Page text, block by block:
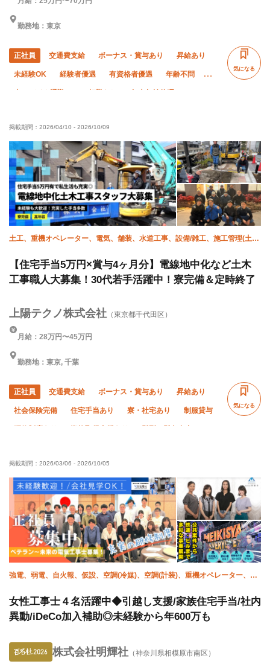
勤務地：東京
正社員 交通費支給 ボーナス・賞与あり 昇給あり
未経験OK 経験者優遇 有資格者優遇 年齢不問
車・バイク通勤OK 転勤なし 年末年始休暇
気になる
掲載期間： 2026/04/10 - 2026/10/09
土工、重機オペレーター、電気、舗装、水道工事、設備/雑工、施工管理(土
【住宅手当5万円×賞与4ヶ月分】電線地中化など土木
工事職人大募集！30代若手活躍中！寮完備＆定時終了
上陽テクノ株式会社 （東京都千代田区）
月給：28万円〜45万円
勤務地：東京, 千葉
正社員 交通費支給 ボーナス・賞与あり 昇給あり
社会保険完備 住宅手当あり 寮・社宅あり 制服貸与
50代以上活躍中 60代以上活躍中
残業月10時間以下 夜勤あり 夏季休暇 年末年始休暇
車・バイク通勤OK 転勤なし
気になる
掲載期間： 2026/03/06 - 2026/10/05
強電、弱電、自火報、仮設、空調(冷媒)、空調(計装)、重機オペレーター、電
女性工事士４名活躍中◆引越し支援/家族住宅手当/社内
異動/iDeCo加入補助◎未経験から年600万も
株式会社明輝社 （神奈川県相模原市南区）